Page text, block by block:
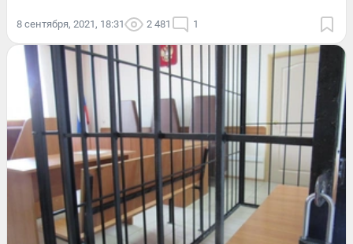
8 сентября, 2021, 18:31 2 481 1